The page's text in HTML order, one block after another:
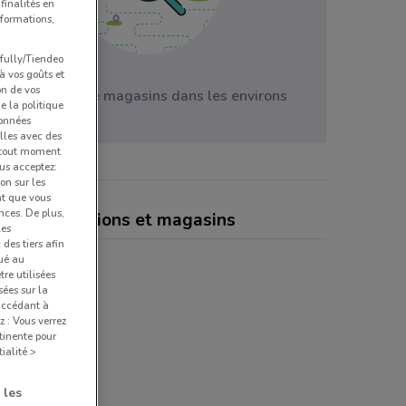
il n'y a pas de magasins dans les environs
promotions et magasins
en
Tiendeo
vos goûts et
de vos
la politique
avec des
moment
acceptez:
sur les
que vous
De plus,
tiers afin
au
utilisées
sur la
à
Vous verrez
pour
>
les